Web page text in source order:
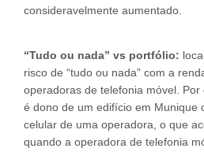
consideravelmente aumentado.
“Tudo ou nada” vs portfólio:
risco de “tudo ou nada” com a
operadoras de telefonia móvel.
é dono de um edifício em Munique
celular de uma operadora, o que
quando a operadora de telefonia